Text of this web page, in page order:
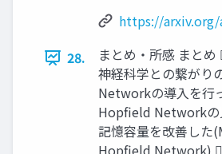
https://arxiv.org/
28.
まとめ・所感 まとめ
神経科学との繋がり
Networkの導入を行
Hopfield Networkの
記憶容量を改善した